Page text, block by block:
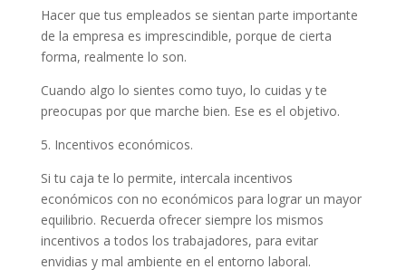
Hacer que tus empleados se sientan parte importante
de la empresa es imprescindible, porque de cierta
forma, realmente lo son.
Cuando algo lo sientes como tuyo, lo cuidas y te
preocupas por que marche bien. Ese es el objetivo.
5. Incentivos económicos.
Si tu caja te lo permite, intercala incentivos
económicos con no económicos para lograr un mayor
equilibrio. Recuerda ofrecer siempre los mismos
incentivos a todos los trabajadores, para evitar
envidias y mal ambiente en el entorno laboral.